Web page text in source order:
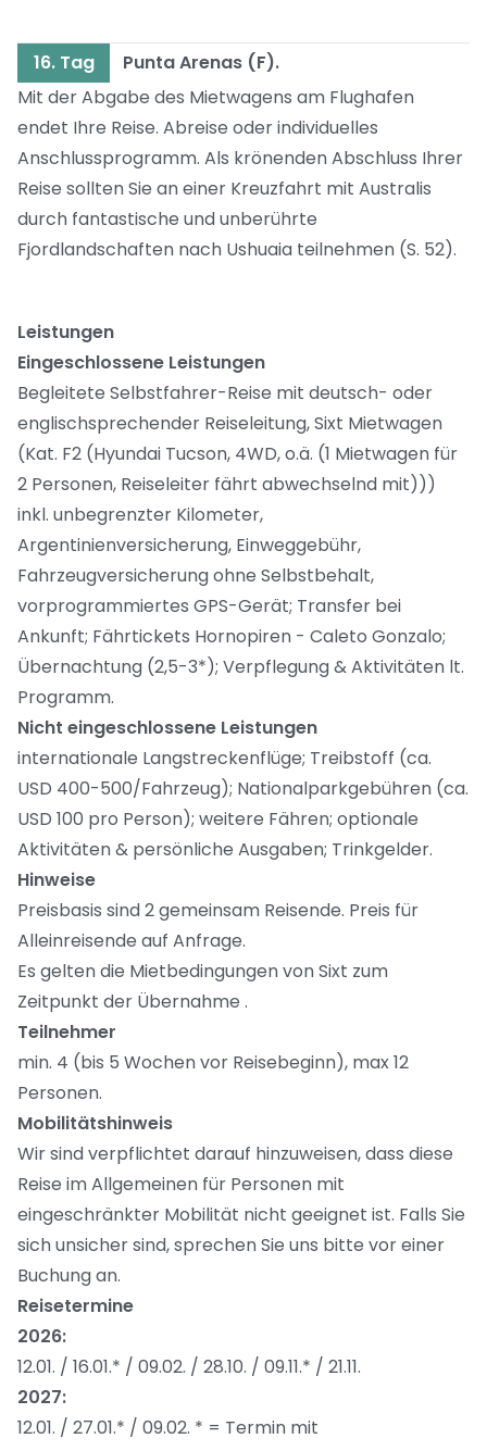
16. Tag
Punta Arenas (F).
Mit der Abgabe des Mietwagens am Flughafen
endet Ihre Reise. Abreise oder individuelles
Anschlussprogramm. Als krönenden Abschluss Ihrer
Reise sollten Sie an einer Kreuzfahrt mit Australis
durch fantastische und unberührte
Fjordlandschaften nach Ushuaia teilnehmen (S. 52).
Leistungen
Eingeschlossene Leistungen
Begleitete Selbstfahrer-Reise mit deutsch- oder
englischsprechender Reiseleitung, Sixt Mietwagen
(Kat. F2 (Hyundai Tucson, 4WD, o.ä. (1 Mietwagen für
2 Personen, Reiseleiter fährt abwechselnd mit)))
inkl. unbegrenzter Kilometer,
Argentinienversicherung, Einweggebühr,
Fahrzeugversicherung ohne Selbstbehalt,
vorprogrammiertes GPS-Gerät; Transfer bei
Ankunft; Fährtickets Hornopiren - Caleto Gonzalo;
Übernachtung (2,5-3*); Verpflegung & Aktivitäten lt.
Programm.
Nicht eingeschlossene Leistungen
internationale Langstreckenflüge; Treibstoff (ca.
USD 400-500/Fahrzeug); Nationalparkgebühren (ca.
USD 100 pro Person); weitere Fähren; optionale
Aktivitäten & persönliche Ausgaben; Trinkgelder.
Hinweise
Preisbasis sind 2 gemeinsam Reisende. Preis für
Alleinreisende auf Anfrage.
Es gelten die Mietbedingungen von Sixt zum
Zeitpunkt der Übernahme .
Teilnehmer
min. 4 (bis 5 Wochen vor Reisebeginn), max 12
Personen.
Mobilitätshinweis
Wir sind verpflichtet darauf hinzuweisen, dass diese
Reise im Allgemeinen für Personen mit
eingeschränkter Mobilität nicht geeignet ist. Falls Sie
sich unsicher sind, sprechen Sie uns bitte vor einer
Buchung an.
Reisetermine
2026:
12.01. / 16.01.* / 09.02. / 28.10. / 09.11.* / 21.11.
2027:
12.01. / 27.01.* / 09.02. * = Termin mit